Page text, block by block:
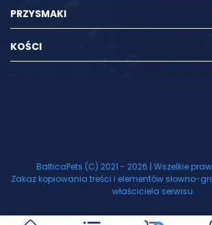
PRZYSMAKI
KOŚCI
BalticaPets (C) 2021 - 2026 | Wszelkie
Zakaz kopiowania treści i elementów słowno-
właściciela serwisu.